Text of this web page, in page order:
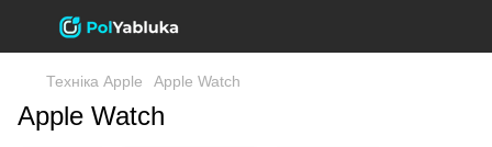
Техніка Apple Apple Watch
Apple Watch